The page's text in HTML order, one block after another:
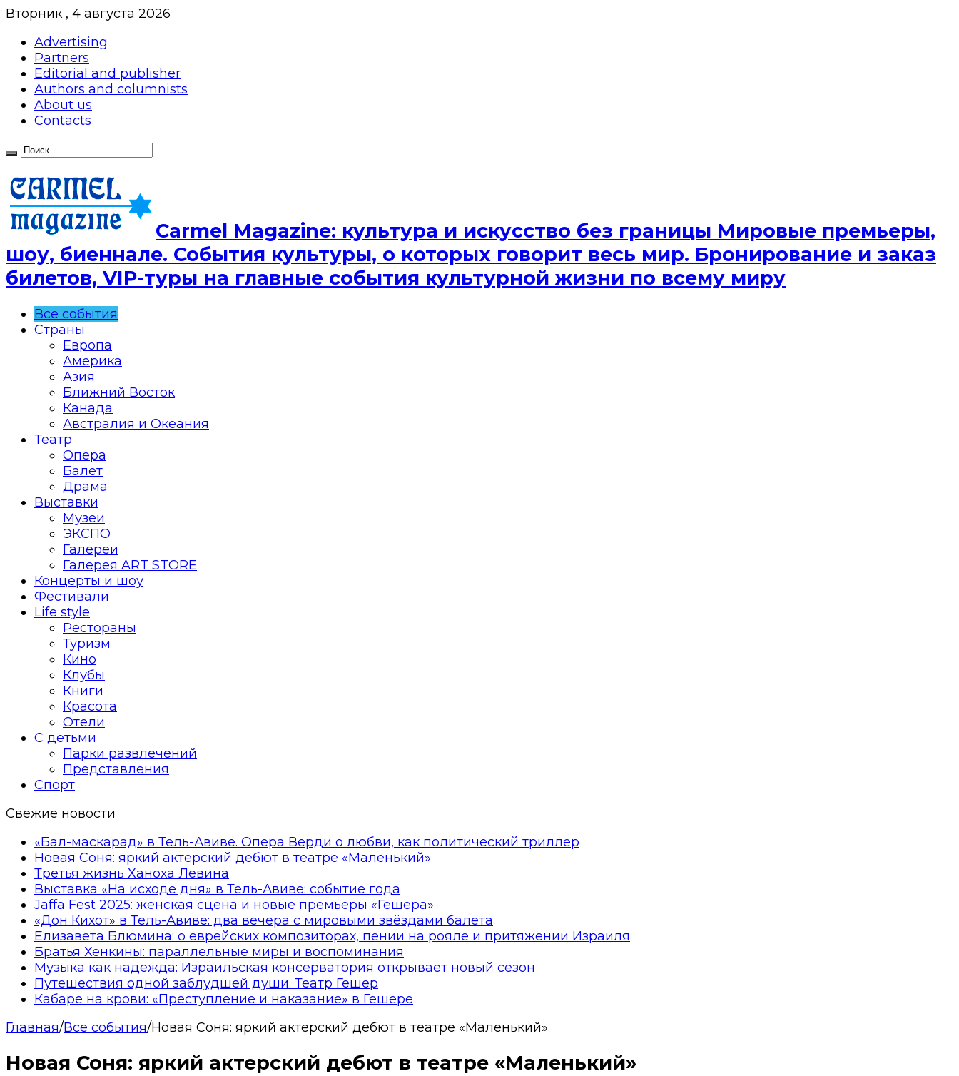
Вторник , 4 августа 2026
Advertising
Partners
Editorial and publisher
Authors and columnists
About us
Contacts
Сarmel Magazine: культура и искусство без границы Мировые премьеры,
шоу, биеннале. События культуры, о которых говорит весь мир. Бронирование и заказ
билетов, VIP-туры на главные события культурной жизни по всему миру
Все события
Страны
Европа
Америка
Азия
Ближний Восток
Канада
Австралия и Океания
Театр
Опера
Балет
Драма
Выставки
Музеи
ЭКСПО
Галереи
Галерея ART STORE
Концерты и шоу
Фестивали
Life style
Рестораны
Туризм
Кино
Клубы
Книги
Красота
Отели
С детьми
Парки развлечений
Представления
Спорт
Свежие новости
«Бал-маскарад» в Тель-Авиве. Опера Верди о любви, как политический триллер
Новая Соня: яркий актерский дебют в театре «Маленький»
Третья жизнь Ханоха Левина
Выставка «На исходе дня» в Тель-Авиве: событие года
Jaffa Fest 2025: женская сцена и новые премьеры «Гешера»
«Дон Кихот» в Тель-Авиве: два вечера с мировыми звёздами балета
Елизавета Блюмина: о еврейских композиторах, пении на рояле и притяжении Израиля
Братья Хенкины: параллельные миры и воспоминания
Музыка как надежда: Израильская консерватория открывает новый сезон
Путешествия одной заблудшей души. Театр Гешер
Кабаре на крови: «Преступление и наказание» в Гешере
Главная/Все события/Новая Соня: яркий актерский дебют в театре «Маленький»
Новая Соня: яркий актерский дебют в театре «Маленький»